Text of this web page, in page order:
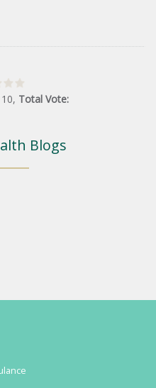
10, Total Vote:
Blogs